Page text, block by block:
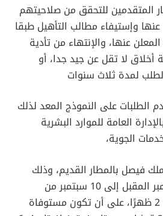
المتقدمين للتحقق من صلاحيتهم
وإستيفاء مطالب التأهيل طبقا
عنها، والإنتهاء من تأدية
أخلاق لا تقل عن جيد جدا، أو
لمدة ثلاث سنوات
الطلبات على النموذج المعد لذلك
العامة للموارد البشرية
الجوية،
فيصل بالمطار القديم، وذلك
خلال الفترة من 1 سبتمبر المقبل إلى 10 سبتمبر من
الساعة 10 صباحًا، حتى 2 ظهرًا، على أن تكون مستوفاة